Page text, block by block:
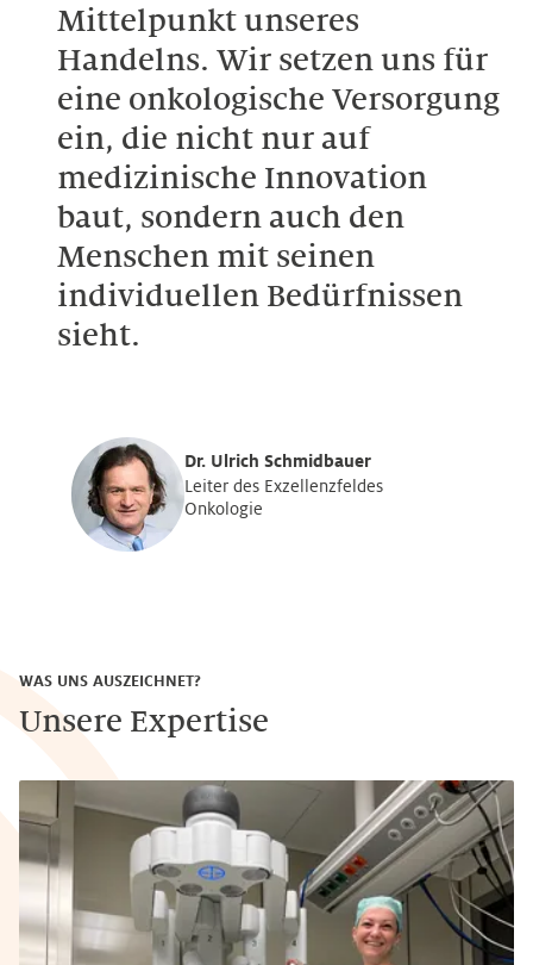
Mittelpunkt unseres
Handelns. Wir setzen uns für
eine onkologische Versorgung
ein, die nicht nur auf
medizinische Innovation
baut, sondern auch den
Menschen mit seinen
individuellen Bedürfnissen
sieht.
Dr. Ulrich Schmidbauer
Leiter des Exzellenzfeldes
Onkologie
WAS UNS AUSZEICHNET?
Unsere Expertise